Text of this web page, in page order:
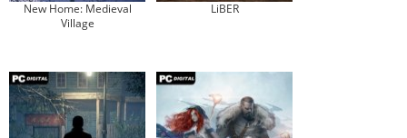
New Home: Medieval
Village
LiBER